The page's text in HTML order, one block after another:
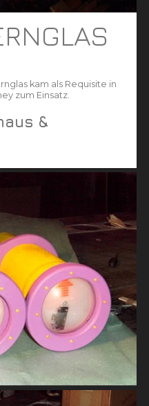
kam als Requisite in
zum Einsatz.
&